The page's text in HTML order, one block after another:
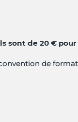
sont de 20 € pour
de